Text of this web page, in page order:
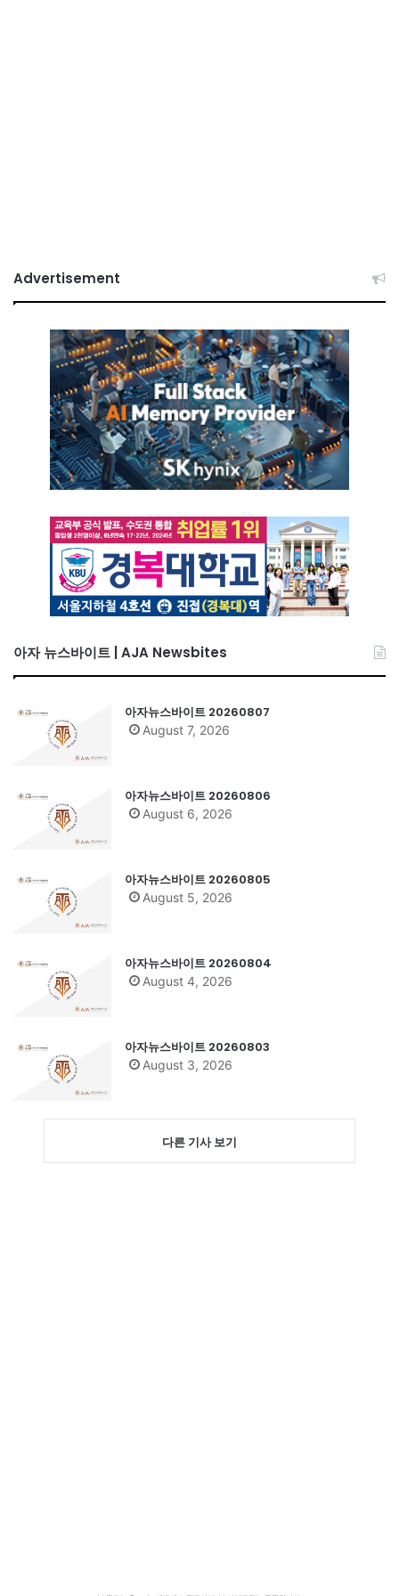
Advertisement
아자 뉴스바이트 | AJA Newsbites
아자뉴스바이트 20260807
August 7, 2026
아자뉴스바이트 20260806
August 6, 2026
아자뉴스바이트 20260805
August 5, 2026
아자뉴스바이트 20260804
August 4, 2026
아자뉴스바이트 20260803
August 3, 2026
다른 기사 보기